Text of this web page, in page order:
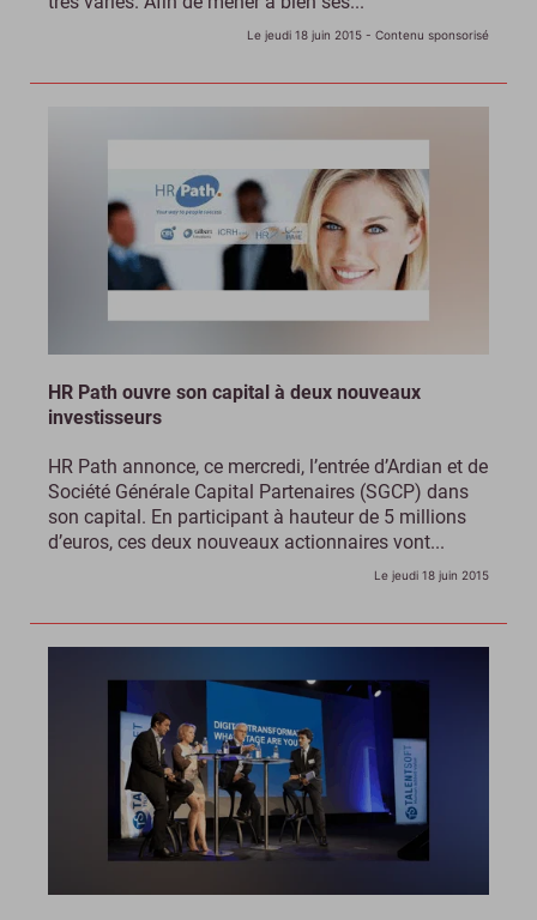
Le jeudi 18 juin 2015 - Contenu sponsorisé
HR Path ouvre son capital à deux nouveaux
investisseurs
HR Path annonce, ce mercredi, l’entrée d’Ardian et de
Société Générale Capital Partenaires (SGCP) dans
son capital. En participant à hauteur de 5 millions
d’euros, ces deux nouveaux actionnaires vont...
Le jeudi 18 juin 2015